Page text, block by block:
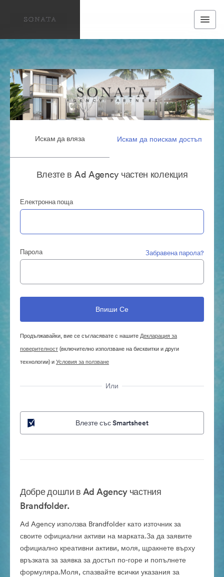
Искам да вляза Искам да поискам достъп
Влезте в Ad Agency частен колекция
Електронна поща
Парола Забравена парола?
Продължавайки, вие се съгласявате с нашитеДекларация за
поверителност(включително използване на бисквитки и други
технологии) иУсловия за ползване
Или
Влезте със Smartsheet
Добре дошли в Ad Agency частния
Brandfolder.
Ad Agency използва Brandfolder като източник за
своите официални активи на марката.За да заявите
официално креативни активи, моля, щракнете върху
връзката за заявка за достъп по-горе и попълнете
формуляра.Моля, спазвайте всички указания за